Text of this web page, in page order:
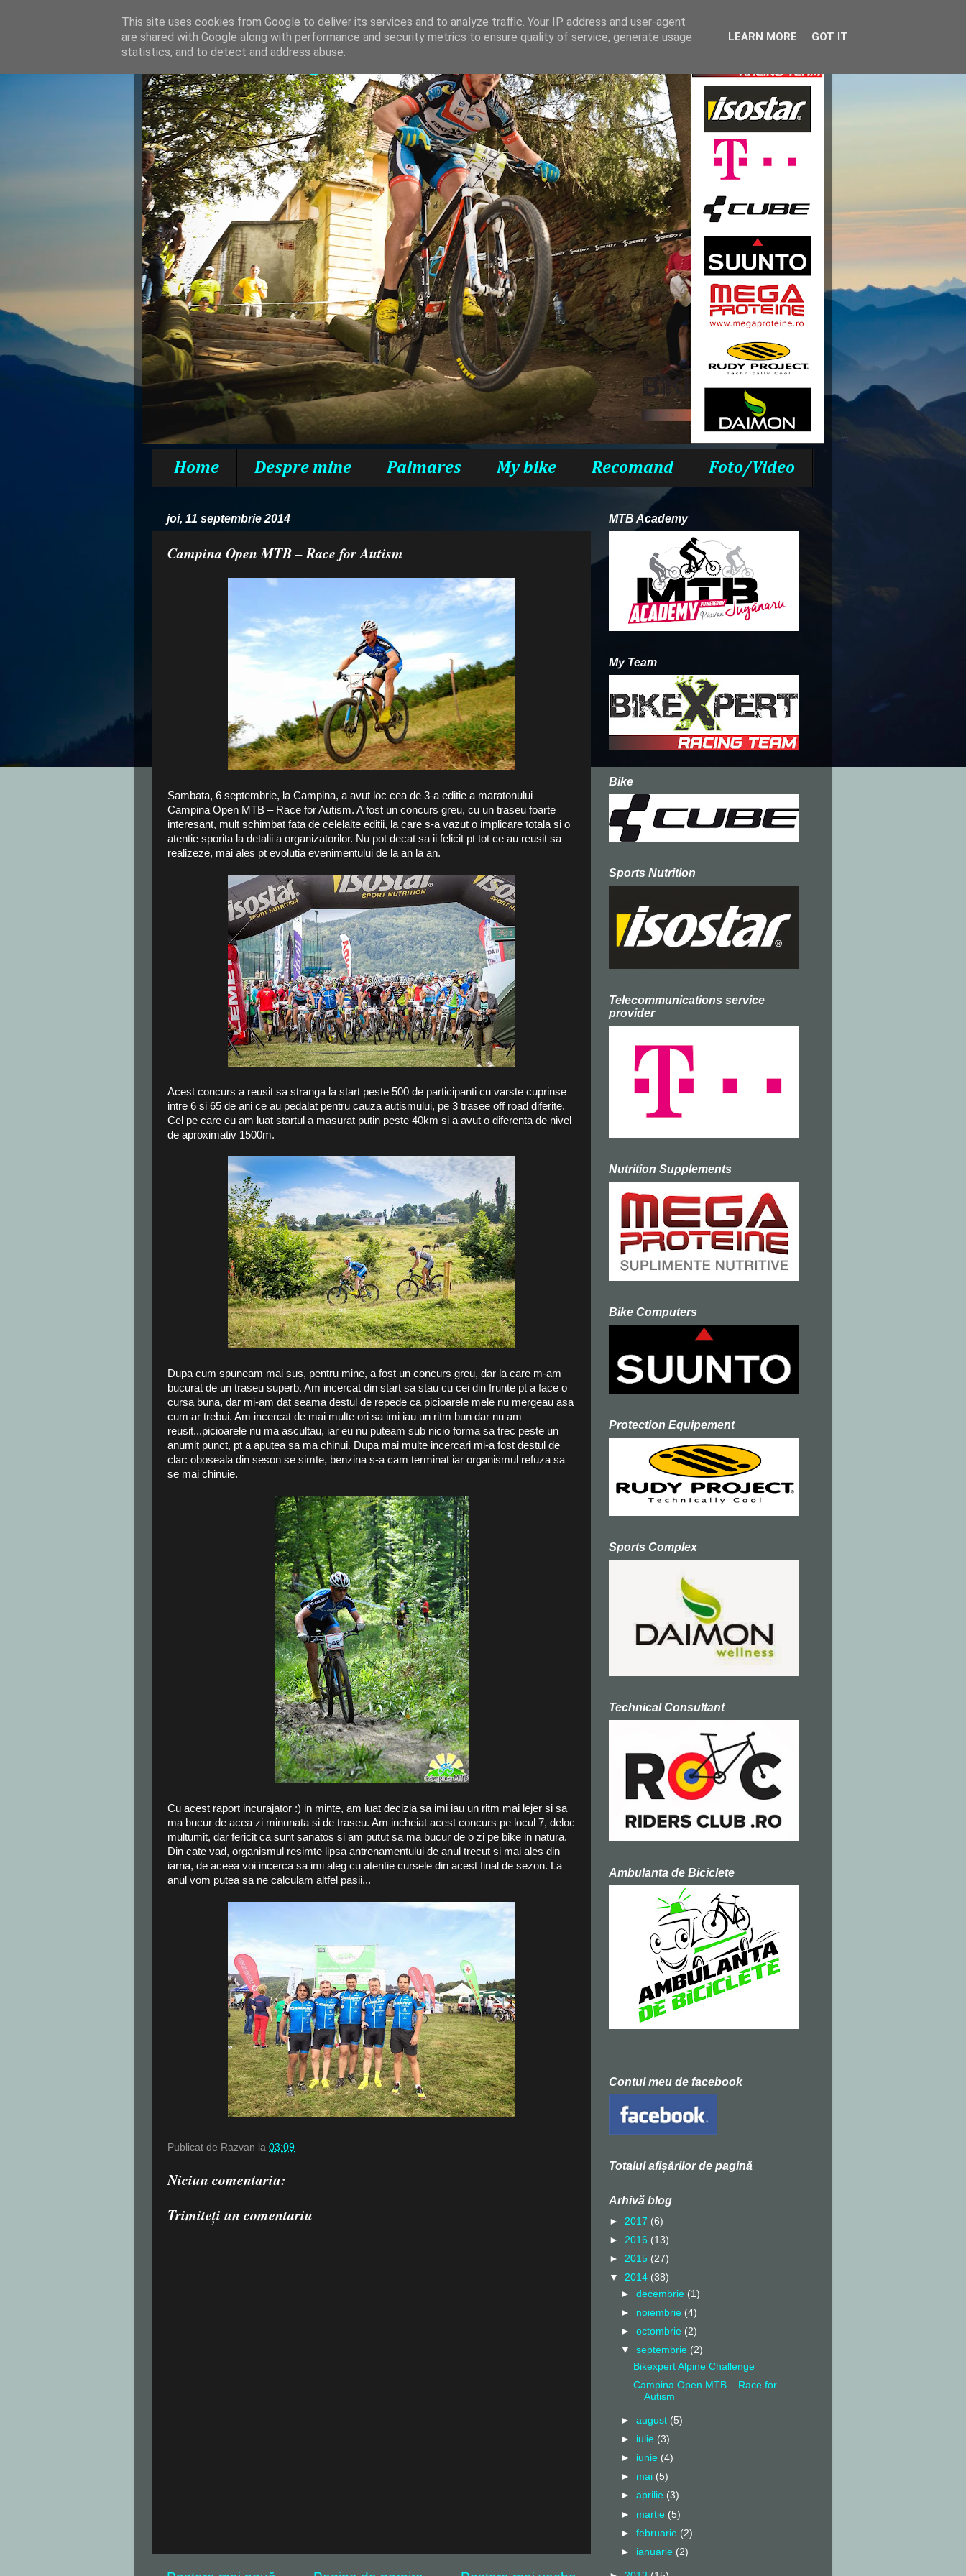
Razvan Juganaru
Home Despre mine Palmares My bike Recomand Foto/Video
joi, 11 septembrie 2014
Campina Open MTB – Race for Autism
Sambata, 6 septembrie, la Campina, a avut loc cea de 3-a editie a maratonului
Campina Open MTB – Race for Autism. A fost un concurs greu, cu un traseu foarte
interesant, mult schimbat fata de celelalte editii, la care s-a vazut o implicare totala si o
atentie sporita la detalii a organizatorilor. Nu pot decat sa ii felicit pt tot ce au reusit sa
realizeze, mai ales pt evolutia evenimentului de la an la an.
Acest concurs a reusit sa stranga la start peste 500 de participanti cu varste cuprinse
intre 6 si 65 de ani ce au pedalat pentru cauza autismului, pe 3 trasee off road diferite.
Cel pe care eu am luat startul a masurat putin peste 40km si a avut o diferenta de nivel
de aproximativ 1500m.
Dupa cum spuneam mai sus, pentru mine, a fost un concurs greu, dar la care m-am
bucurat de un traseu superb. Am incercat din start sa stau cu cei din frunte pt a face o
cursa buna, dar mi-am dat seama destul de repede ca picioarele mele nu mergeau asa
cum ar trebui. Am incercat de mai multe ori sa imi iau un ritm bun dar nu am
reusit...picioarele nu ma ascultau, iar eu nu puteam sub nicio forma sa trec peste un
anumit punct, pt a aputea sa ma chinui. Dupa mai multe incercari mi-a fost destul de
clar: oboseala din seson se simte, benzina s-a cam terminat iar organismul refuza sa
se mai chinuie.
Cu acest raport incurajator :) in minte, am luat decizia sa imi iau un ritm mai lejer si sa
ma bucur de acea zi minunata si de traseu. Am incheiat acest concurs pe locul 7, deloc
multumit, dar fericit ca sunt sanatos si am putut sa ma bucur de o zi pe bike in natura.
Din cate vad, organismul resimte lipsa antrenamentului de anul trecut si mai ales din
iarna, de aceea voi incerca sa imi aleg cu atentie cursele din acest final de sezon. La
anul vom putea sa ne calculam altfel pasii...
Publicat de Razvan la 03:09
Niciun comentariu:
Trimiteți un comentariu
MTB Academy
My Team
Bike
Sports Nutrition
Telecommunications service
provider
Nutrition Supplements
Bike Computers
Protection Equipement
Sports Complex
Technical Consultant
Ambulanta de Biciclete
Contul meu de facebook
Totalul afișărilor de pagină
Arhivă blog
► 2017 (6)
► 2016 (13)
► 2015 (27)
▼ 2014 (38)
►decembrie (1)
► noiembrie (4)
►octombrie (2)
▼septembrie (2)
Bikexpert Alpine Challenge
Campina Open MTB – Race for
Autism
►august (5)
► iulie (3)
► iunie (4)
► mai (5)
►aprilie (3)
► martie (5)
►februarie (2)
► ianuarie (2)
This site uses cookies from Google to deliver its services and to analyze traffic. Your IP address and user-agent
are shared with Google along with performance and security metrics to ensure quality of service, generate usage
statistics, and to detect and address abuse.
LEARN MORE GOT IT